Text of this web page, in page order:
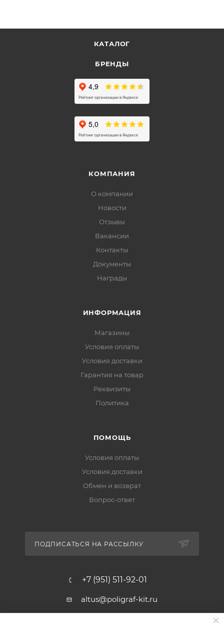
КАТАЛОГ
БРЕНДЫ
КОМПАНИЯ
О компании
Новости
Отзывы
Вакансии
Контакты
Документы
Награды
ИНФОРМАЦИЯ
Магазины
Условия оплаты
Условия доставки
Гарантия на товар
Реквизиты
Политика
ПОМОЩЬ
Условия оплаты
Условия доставки
Обмен и возврат
Вопрос-ответ
ПОДПИСАТЬСЯ НА РАССЫЛКУ
+7 (951) 511-92-01
altus@poligraf-kit.ru